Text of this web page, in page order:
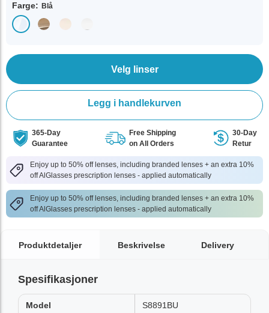
Farge: Blå
Velg linser
Legg i handlekurven
365-Day
Guarantee
Free Shipping
on All Orders
30-Day
Retur
Enjoy up to 50% off lenses, including branded lenses + an extra 10%
off AlGlasses prescription lenses - applied automatically
Enjoy up to 50% off lenses, including branded lenses + an extra 10%
off AlGlasses prescription lenses - applied automatically
Produktdetaljer Beskrivelse Delivery
Spesifikasjoner
Model S8891BU